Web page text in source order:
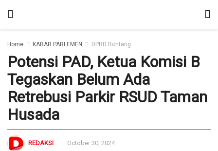
Home KABAR PARLEMEN DPRD Bontang
Potensi PAD, Ketua Komisi B
Tegaskan Belum Ada
Retrebusi Parkir RSUD Taman
Husada
REDAKSI October 30, 2024